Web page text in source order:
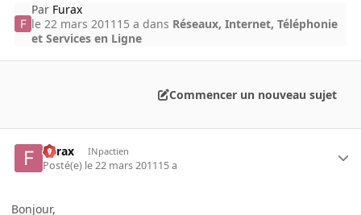
Par Furax
le 22 mars 2011 15 a dans Réseaux, Internet, Téléphonie
et Services en Ligne
Commencer un nouveau sujet
Furax INpactien
Posté(e) le 22 mars 201115 a
Bonjour,